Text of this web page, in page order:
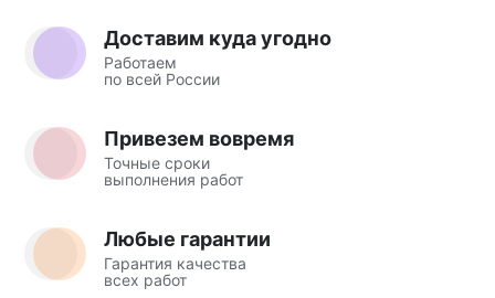
Доставим куда угодно
Работаем
по всей России
Привезем вовремя
Точные сроки
выполнения работ
Любые гарантии
Гарантия качества
всех работ